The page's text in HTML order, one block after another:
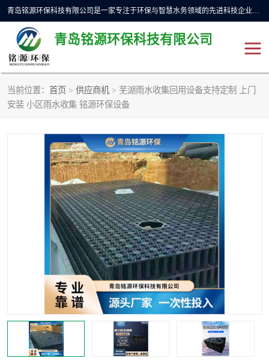
青岛铭源环保科技有限公司是一家专注于环保与智慧水务领域的先进科技企业，公司专注于云智能一体化预制泵站、水务循环利用、海绵城市、云智慧水务开发及新型环保技术研发等领域。铭源环保以为客户提供优质产品、专业技术服务为己任。为客户提供量身定制方案，提供多种配置方案满足实际使用要求。严控供货周期，并提供高标准后期维护。以环保为己任，视质量如生命，以技术做先导，靠诚信赢客户。
青岛铭源环保科技有限公司
当前位置： 首页 > 供应商机 > 芜湖雨水收集回用设备支持定制 上门
安装 小区雨水收集 铭源环保设备
一体化HMPP泵站
智能截流井 智能旋转喷射器
下开式堰门 液动限流闸门
加压泵房/灌溉泵房 一体化预制泵站
不锈钢浮筒阀 真空冲洗装置
雨水收集回用装置 门式冲洗装置
智能一体化灌溉泵房 一体化污水处理泵房
水面垃圾清理装置 浅层砂过滤装置
一体化泵闸